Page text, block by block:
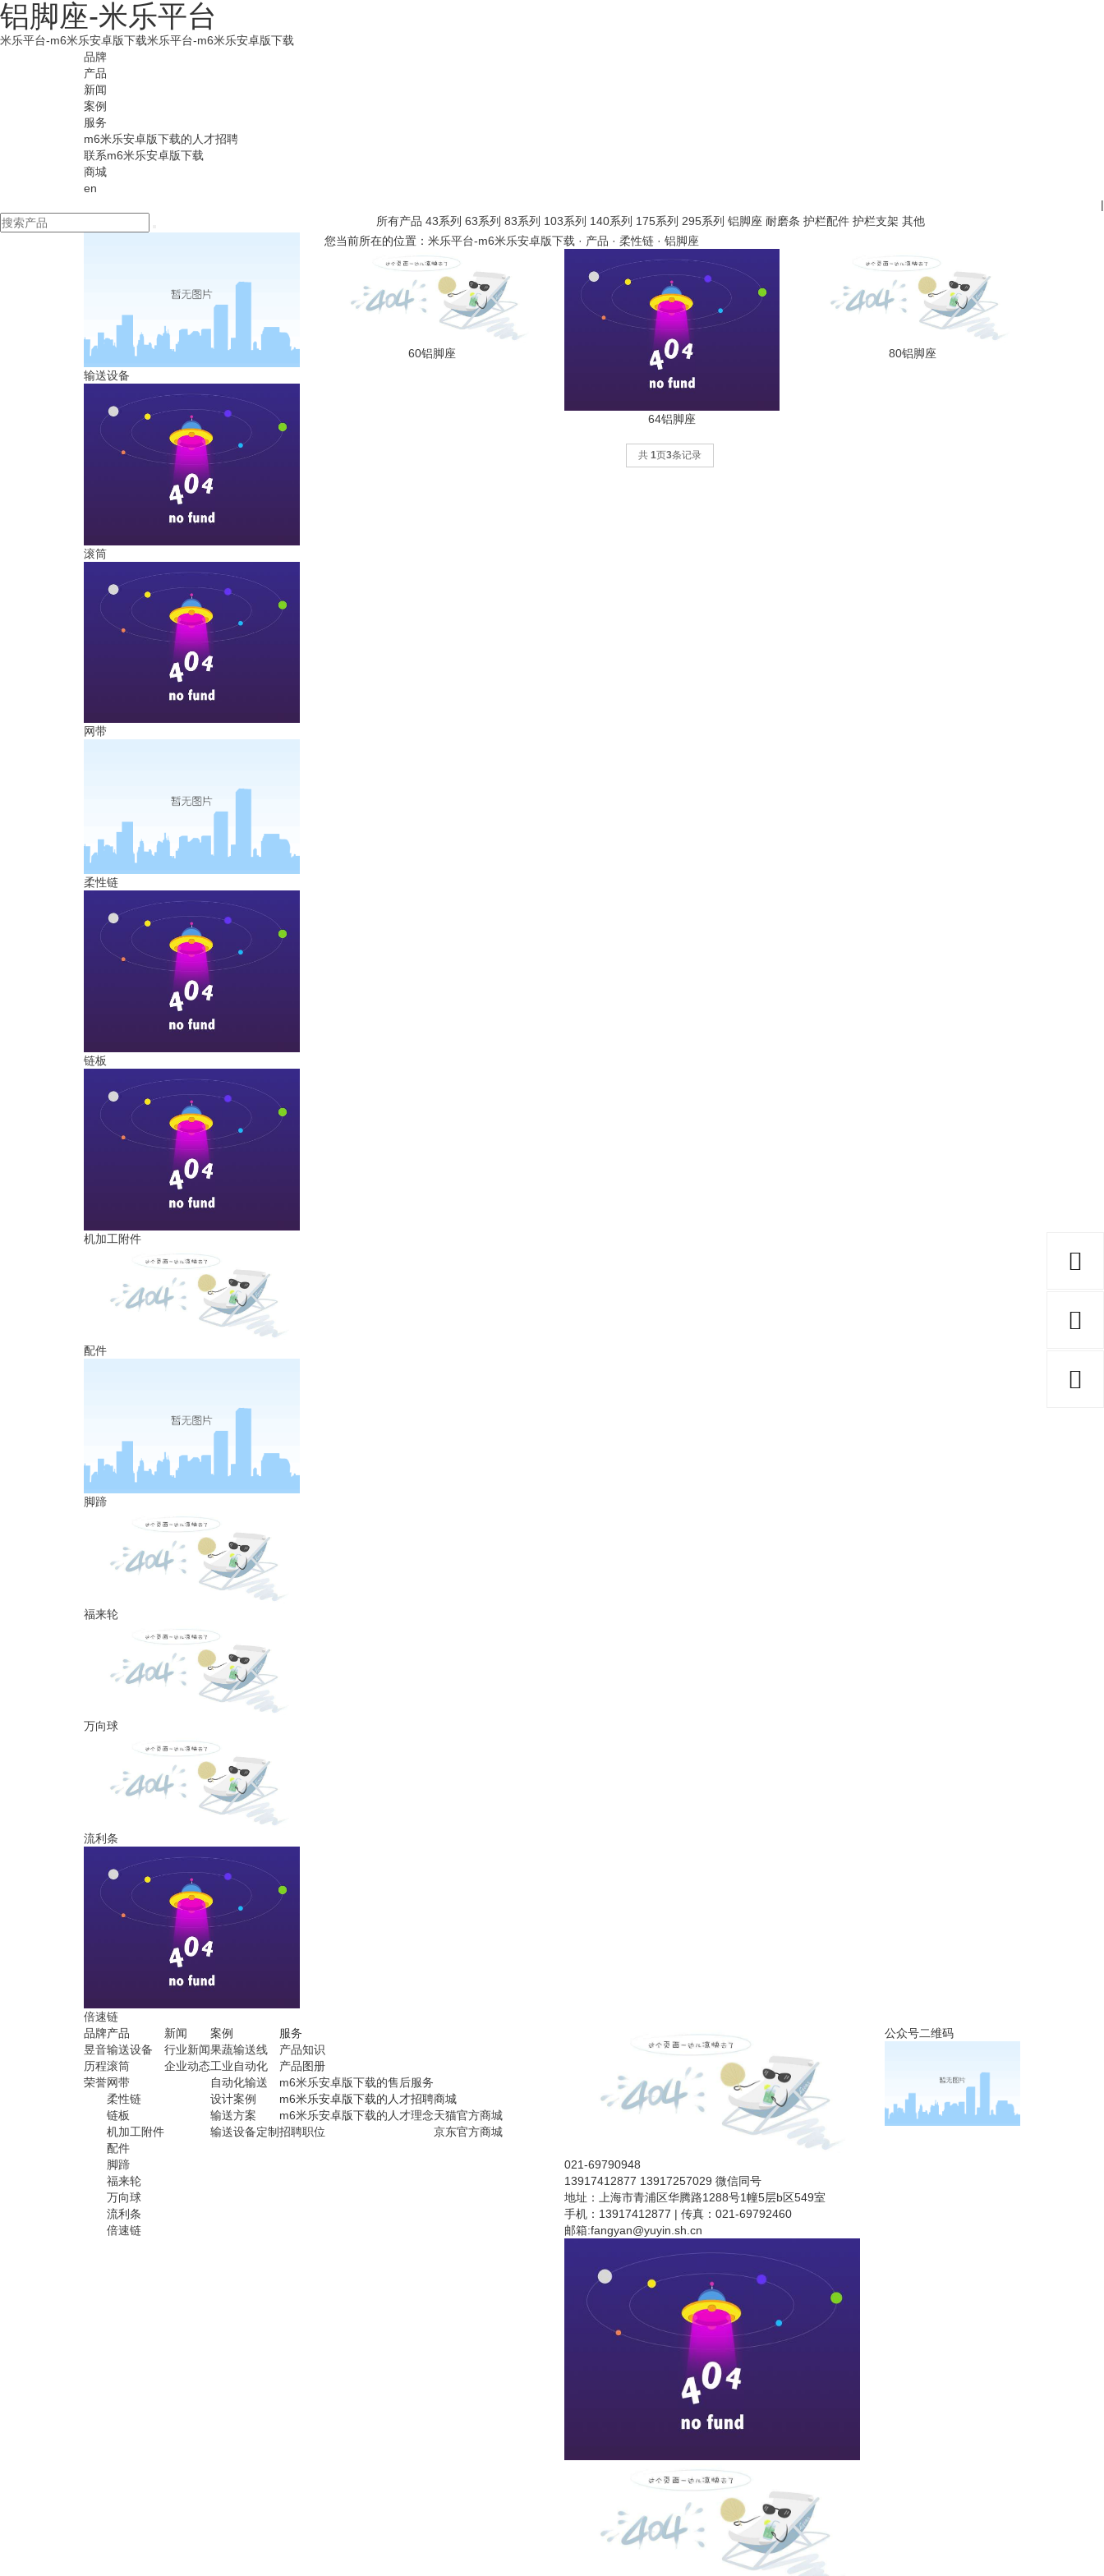
铝脚座-米乐平台
米乐平台-m6米乐安卓版下载米乐平台-m6米乐安卓版下载
品牌
产品
新闻
案例
服务
m6米乐安卓版下载的人才招聘
联系m6米乐安卓版下载
商城
en
|
所有产品 43系列 63系列 83系列 103系列 140系列 175系列 295系列 铝脚座 耐磨条 护栏配件 护栏支架 其他
输送设备
滚筒
网带
柔性链
链板
机加工附件
配件
脚蹄
福来轮
万向球
流利条
倍速链
您当前所在的位置： 米乐平台-m6米乐安卓版下载 · 产品 · 柔性链· 铝脚座
60铝脚座
64铝脚座
80铝脚座
共 1页3条记录
品牌
昱音
历程
荣誉
产品
输送设备
滚筒
网带
柔性链
链板
机加工附件
配件
脚蹄
福来轮
万向球
流利条
倍速链
新闻
行业新闻
企业动态
案例
果蔬输送线
工业自动化
自动化输送
设计案例
输送方案
输送设备定制
服务
产品知识
产品图册
m6米乐安卓版下载的售后服务
m6米乐安卓版下载的人才招聘
m6米乐安卓版下载的人才理念
招聘职位
商城
天猫官方商城
京东官方商城
021-69790948
13917412877 13917257029 微信同号
地址：上海市青浦区华腾路1288号1幢5层b区549室
手机：13917412877 | 传真：021-69792460
邮箱:fangyan@yuyin.sh.cn
公众号二维码